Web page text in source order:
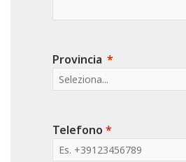
Provincia
Telefono *